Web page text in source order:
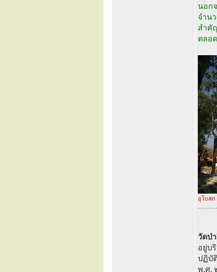
นอก
จำน
สำคั
ตลอ
อุโบส
วัดป่
อยู่บ
ปฏิบั
พ.ศ.